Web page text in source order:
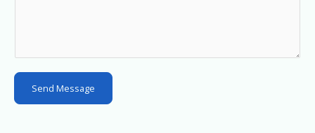
e
s
+Send Message